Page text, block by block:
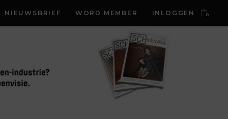
NIEUWSBRIEF WORD MEMBER INLOGGEN 0